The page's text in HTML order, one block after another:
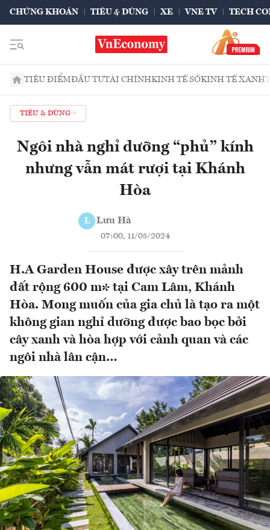
CHỨNG KHOÁN TIÊU & DÙNG XE VNE TV TECH
TIÊU ĐIỂMĐẦU TƯTÀI CHÍNHKINH TẾ SỐKINH TẾ XANH
TIÊU & DÙNG
Ngôi nhà nghỉ dưỡng “phủ” kính
nhưng vẫn mát rượi tại Khánh
Hòa
L Lưu Hà
07:00, 11/05/2024
H.A Garden House được xây trên mảnh
đất rộng 600 m² tại Cam Lâm, Khánh
Hòa. Mong muốn của gia chủ là tạo ra một
không gian nghỉ dưỡng được bao bọc bởi
cây xanh và hòa hợp với cảnh quan và các
ngôi nhà lân cận…